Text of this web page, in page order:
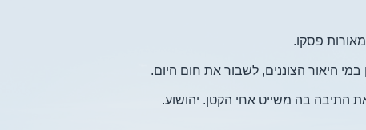
פסקו.
היאור הצוננים, לשבור את חום היום.
התיבה בה משייט אחי הקטן. יהושוע.